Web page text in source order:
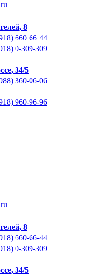
8
660-66-44
0-309-309
34/5
360-06-06
960-96-96
8
660-66-44
0-309-309
34/5